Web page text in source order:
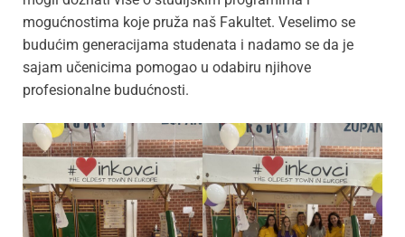
mogućnostima koje pruža naš Fakultet. Veselimo se
budućim generacijama studenata i nadamo se da je
sajam učenicima pomogao u odabiru njihove
profesionalne budućnosti.